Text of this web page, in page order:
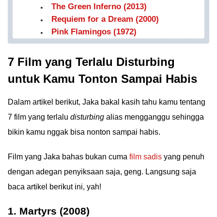
The Green Inferno (2013)
Requiem for a Dream (2000)
Pink Flamingos (1972)
7 Film yang Terlalu Disturbing
untuk Kamu Tonton Sampai Habis
Dalam artikel berikut, Jaka bakal kasih tahu kamu tentang
7 film yang terlalu disturbing alias mengganggu sehingga
bikin kamu nggak bisa nonton sampai habis.
Film yang Jaka bahas bukan cuma film sadis yang penuh
dengan adegan penyiksaan saja, geng. Langsung saja
baca artikel berikut ini, yah!
1. Martyrs (2008)